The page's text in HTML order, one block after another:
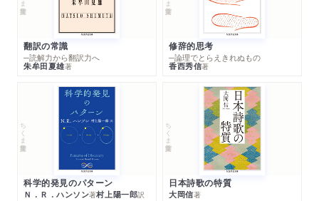
翻訳の常識
─読解力から翻訳力へ
朱牟田夏雄著
修辞的思考
─論理でとらえきれぬもの
香西秀信著
ちくま学芸文庫
科学的発見のパターン
Ｎ．Ｒ．ハンソン著村上陽一郎訳
ちくま学芸文庫
日本詩歌の特質
大岡信著